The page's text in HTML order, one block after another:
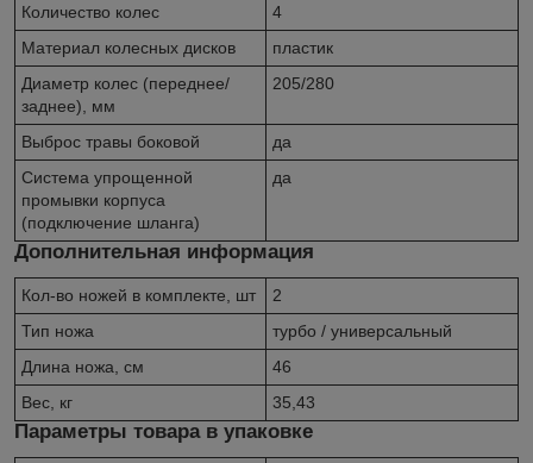
Количество колес
4
Материал колесных дисков
пластик
Диаметр колес (переднее/
заднее), мм
205/280
Выброс травы боковой
да
Система упрощенной
промывки корпуса
(подключение шланга)
да
Дополнительная информация
Кол-во ножей в комплекте, шт
2
Тип ножа
турбо / универсальный
Длина ножа, см
46
Вес, кг
35,43
Параметры товара в упаковке